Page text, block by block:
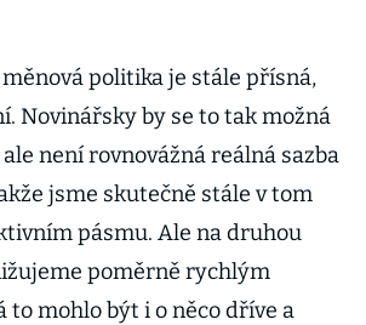
politika je stále přísná,
Novinářsky by se to tak možná
není rovnovážná reálná sazba
jsme skutečně stále v tom
pásmu. Ale na druhou
poměrně rychlým
to mohlo být i o něco dříve a